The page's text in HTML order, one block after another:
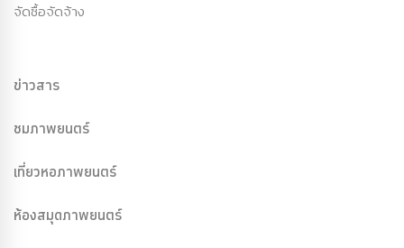
จัดซื้อจัดจ้าง
ข่าวสาร
ชมภาพยนตร์
เที่ยวหอภาพยนตร์
ห้องสมุดภาพยนตร์